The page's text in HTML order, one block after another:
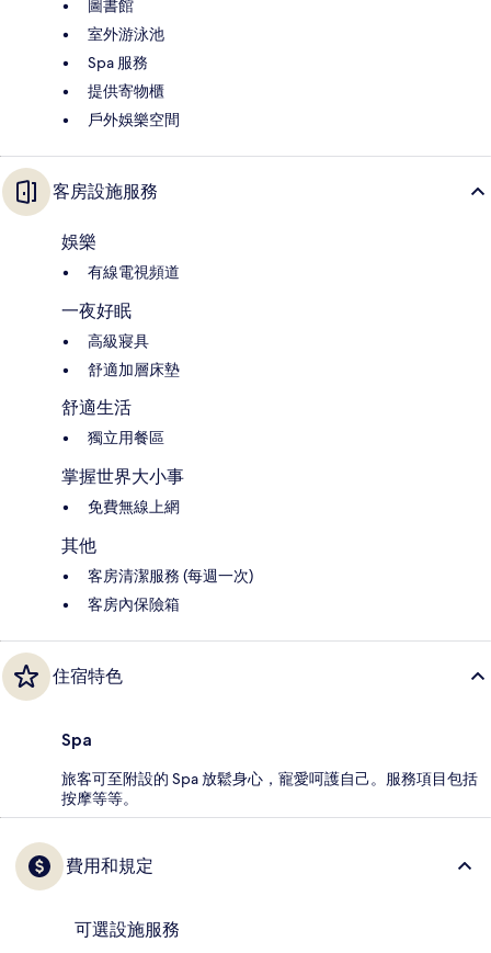
圖書館
室外游泳池
Spa 服務
提供寄物櫃
戶外娛樂空間
客房設施服務
娛樂
有線電視頻道
一夜好眠
高級寢具
舒適加層床墊
舒適生活
獨立用餐區
掌握世界大小事
免費無線上網
其他
客房清潔服務 (每週一次)
客房內保險箱
住宿特色
Spa
旅客可至附設的 Spa 放鬆身心，寵愛呵護自己。服務項目包括
按摩等等。
費用和規定
可選設施服務